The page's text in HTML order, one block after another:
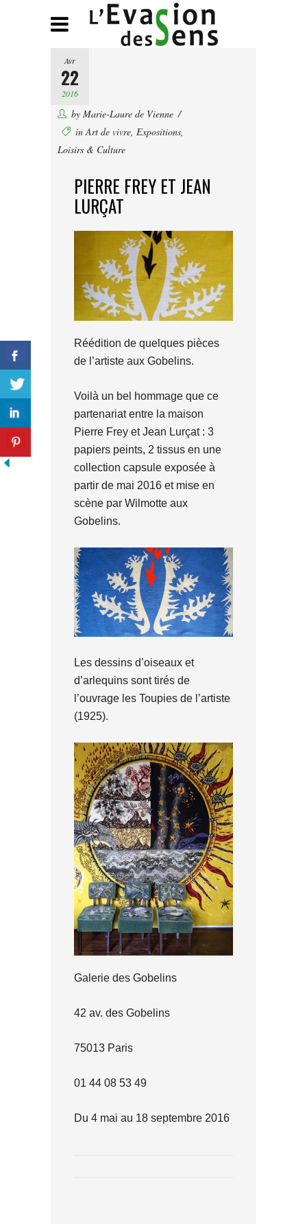
Avr
22
2016
by Marie-Laure de Vienne
inArt de vivre, Expositions,
Loisirs & Culture
PIERRE FREY ET JEAN
LURÇAT
Réédition de quelques pièces
de l’artiste aux Gobelins.
Voilà un bel hommage que ce
partenariat entre la maison
Pierre Frey et Jean Lurçat : 3
papiers peints, 2 tissus en une
collection capsule exposée à
partir de mai 2016 et mise en
scène par Wilmotte aux
Gobelins.
Les dessins d’oiseaux et
d’arlequins sont tirés de
l’ouvrage les Toupies de l’artiste
(1925).
Galerie des Gobelins
42 av. des Gobelins
75013 Paris
01 44 08 53 49
Du 4 mai au 18 septembre 2016